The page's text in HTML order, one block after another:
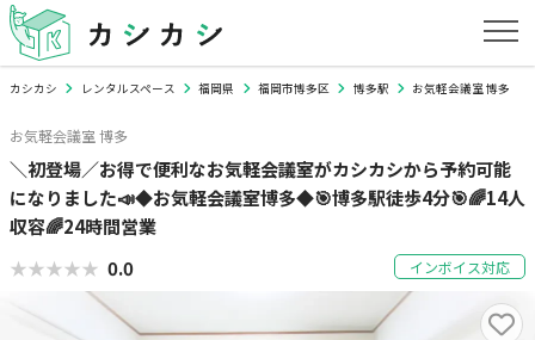
カシカシ レンタルスペース 福岡県 福岡市博多区 博多駅 お気軽会議室 博多
お気軽会議室 博多
＼初登場／お得で便利なお気軽会議室がカシカシから予約可能
になりました📣◆お気軽会議室博多◆🎯博多駅徒歩4分🎯🌈14人
収容🌈24時間営業
★★★★★
★★★★★ 0.0 インボイス対応